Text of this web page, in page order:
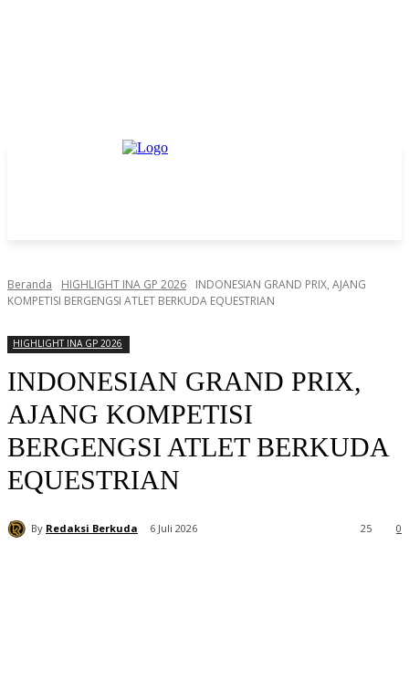
Beranda HIGHLIGHT INA GP 2026
INDONESIAN GRAND PRIX, AJANG
KOMPETISI BERGENGSI ATLET BERKUDA EQUESTRIAN
HIGHLIGHT INA GP 2026
INDONESIAN GRAND PRIX,
AJANG KOMPETISI
BERGENGSI ATLET BERKUDA
EQUESTRIAN
By Redaksi Berkuda 6 Juli 2026 0
25